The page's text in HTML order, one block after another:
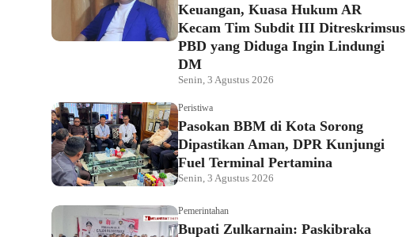
Keuangan, Kuasa Hukum AR
Kecam Tim Subdit III Ditreskrimsus
PBD yang Diduga Ingin Lindungi
DM
Senin, 3 Agustus 2026
Peristiwa
Pasokan BBM di Kota Sorong
Dipastikan Aman, DPR Kunjungi
Fuel Terminal Pertamina
Senin, 3 Agustus 2026
Pemerintahan
Bupati Zulkarnain: Paskibraka